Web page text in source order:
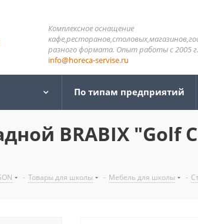
Комплексное оснащение
разного формата. Опыт работы с 2005 г.
info@horeca-servise.ru
По типам предприятий
BRABIX
- Товары для школы - Мебель для школы -